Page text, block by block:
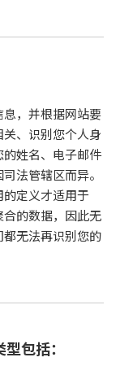
，并根据网站要
、识别您个人身
姓名、电子邮件
法管辖区而异。
定义才适用于
的数据，因此无
无法再识别您的
包括：